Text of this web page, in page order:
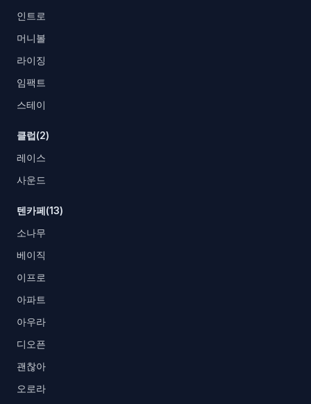
인트로
머니볼
라이징
임팩트
스테이
클럽(2)
레이스
사운드
텐카페(13)
소나무
베이직
이프로
아파트
아우라
디오픈
괜찮아
오로라